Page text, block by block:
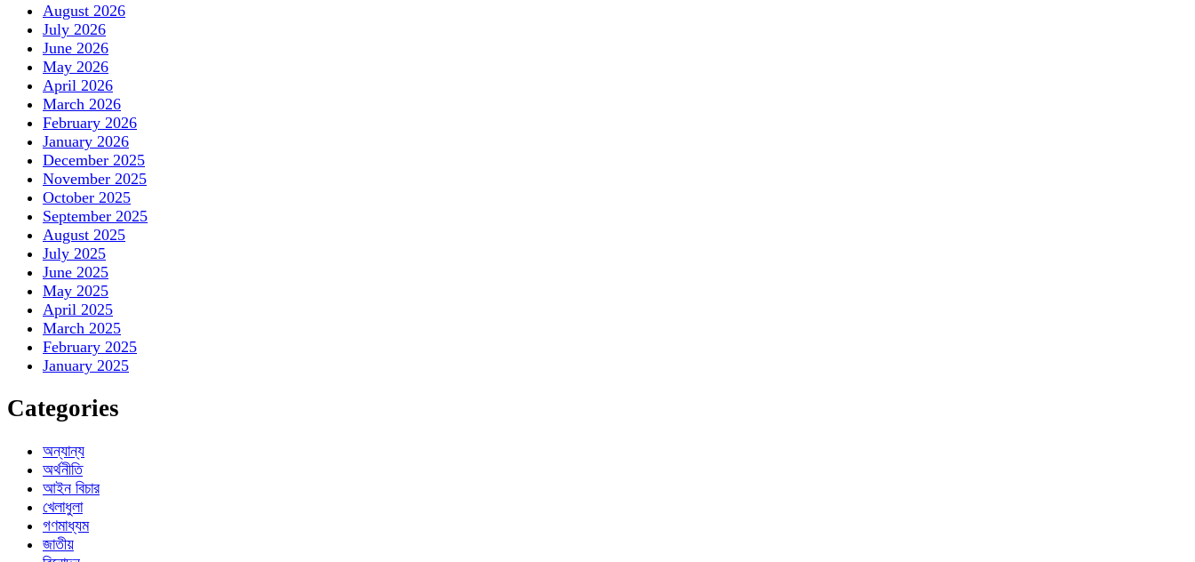
August 2026
July 2026
June 2026
May 2026
April 2026
March 2026
February 2026
January 2026
December 2025
November 2025
October 2025
September 2025
August 2025
July 2025
June 2025
May 2025
April 2025
March 2025
February 2025
January 2025
Categories
অন্যান্য
অর্থনীতি
আইন বিচার
খেলাধুলা
গণমাধ্যম
জাতীয়